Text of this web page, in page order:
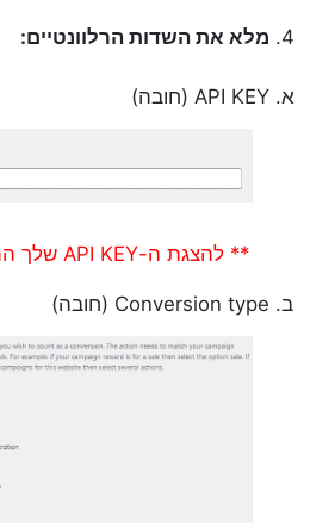
מלא את השדות הרלוונטיים:
API KEY (חובה)
** להצגת ה-API KEY שלך התחבר לחשבונך
Conversion type (חובה)